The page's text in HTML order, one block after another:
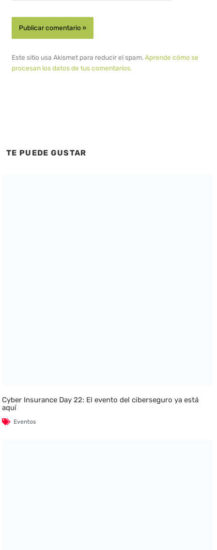
Este sitio usa Akismet para reducir el spam.Aprende cómo se
procesan los datos de tus comentarios.
TE PUEDE GUSTAR
Cyber Insurance Day 22: El evento del ciberseguro ya está
aquí
Eventos